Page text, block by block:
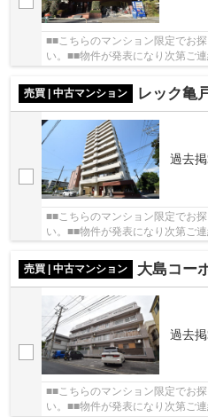
■■こちらのマンション限定でお
い。■■物件が発表になり次第ご連
売買 | 中古マンション レック亀
過去
■■こちらのマンション限定でお
い。■■物件が発表になり次第ご連
売買 | 中古マンション 大島コー
過去
■■こちらのマンション限定でお
い。■■物件が発表になり次第ご連